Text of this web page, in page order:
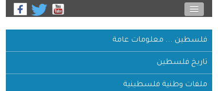
فلسطين ... معلومات عامة
تاريخ فلسطين
ملفات وطنية فلسطينية